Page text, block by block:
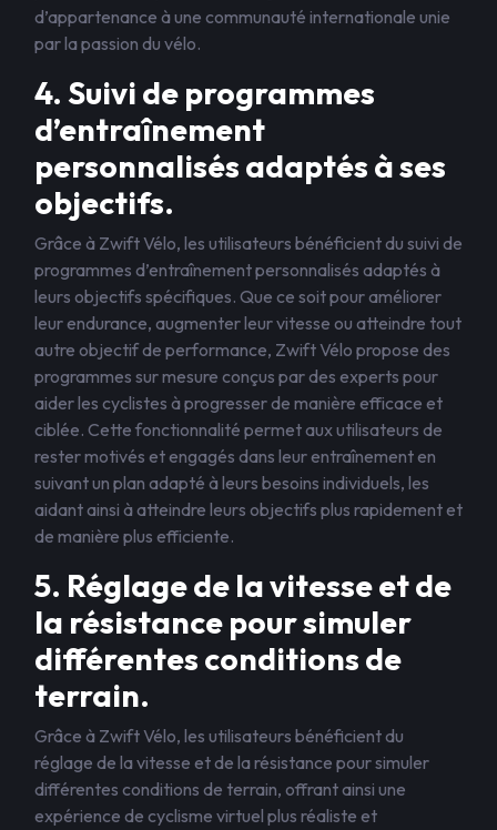
d’appartenance à une communauté internationale unie
par la passion du vélo.
4. Suivi de programmes
d’entraînement
personnalisés adaptés à ses
objectifs.
Grâce à Zwift Vélo, les utilisateurs bénéficient du suivi de
programmes d’entraînement personnalisés adaptés à
leurs objectifs spécifiques. Que ce soit pour améliorer
leur endurance, augmenter leur vitesse ou atteindre tout
autre objectif de performance, Zwift Vélo propose des
programmes sur mesure conçus par des experts pour
aider les cyclistes à progresser de manière efficace et
ciblée. Cette fonctionnalité permet aux utilisateurs de
rester motivés et engagés dans leur entraînement en
suivant un plan adapté à leurs besoins individuels, les
aidant ainsi à atteindre leurs objectifs plus rapidement et
de manière plus efficiente.
5. Réglage de la vitesse et de
la résistance pour simuler
différentes conditions de
terrain.
Grâce à Zwift Vélo, les utilisateurs bénéficient du
réglage de la vitesse et de la résistance pour simuler
différentes conditions de terrain, offrant ainsi une
expérience de cyclisme virtuel plus réaliste et